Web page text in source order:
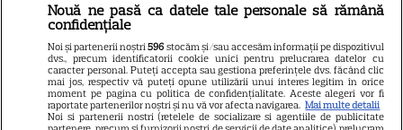
Libertatea
Libertatea pentru femei
GSP
Știri mondene
Avantaje
Nouă ne pasă ca datele tale personale să rămână
confidențiale
Noi și partenerii noștri596 stocăm și/sau accesăm informații pe dispozitivul
dvs., precum identificatorii cookie unici pentru prelucrarea datelor cu
caracter personal. Puteți accepta sau gestiona preferințele dvs. făcând clic
mai jos, respectiv vă puteți opune utilizării unui interes legitim în orice
moment pe pagina cu politica de confidențialitate. Aceste alegeri vor fi
raportate partenerilor noștri și nu vă vor afecta navigarea. Mai multe detalii
Noi si partenerii nostri (retelele de socializare si agentiile de publicitate